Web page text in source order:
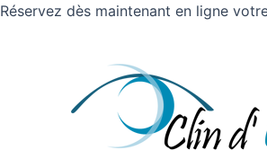
Réservez dès maintenant en ligne